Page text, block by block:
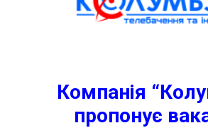
Компанія
пропонує